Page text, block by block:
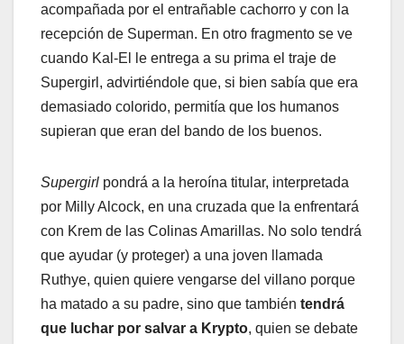
acompañada por el entrañable cachorro y con la
recepción de Superman. En otro fragmento se ve
cuando Kal-El le entrega a su prima el traje de
Supergirl, advirtiéndole que, si bien sabía que era
demasiado colorido, permitía que los humanos
supieran que eran del bando de los buenos.
Supergirl pondrá a la heroína titular, interpretada
por Milly Alcock, en una cruzada que la enfrentará
con Krem de las Colinas Amarillas. No solo tendrá
que ayudar (y proteger) a una joven llamada
Ruthye, quien quiere vengarse del villano porque
ha matado a su padre, sino que también tendrá
que luchar por salvar a Krypto, quien se debate